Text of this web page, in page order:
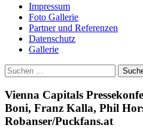
Impressum
Foto Gallerie
Partner und Referenzen
Datenschutz
Gallerie
Suchen
nach:
Vienna Capitals
Boni, Franz Kalla, Phil
Robanser/Puckfans.at